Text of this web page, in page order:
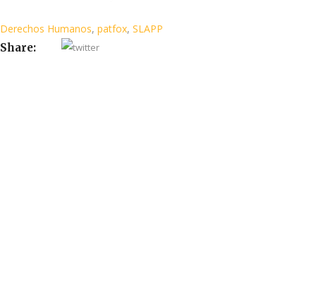
Derechos Humanos, patfox, SLAPP
Share: